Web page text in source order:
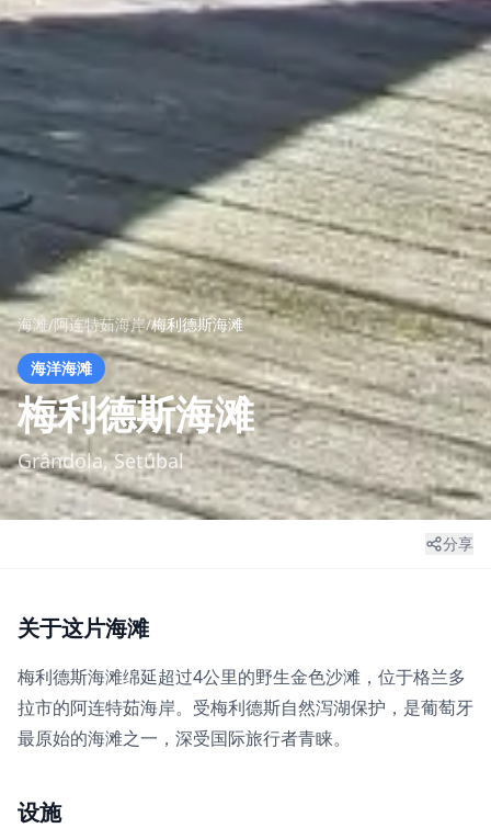
海滩/阿连特茹海岸/梅利德斯海滩
海洋海滩
梅利德斯海滩
Grândola, Setúbal
分享
关于这片海滩
梅利德斯海滩绵延超过4公里的野生金色沙滩，位于格兰多
拉市的阿连特茹海岸。受梅利德斯自然泻湖保护，是葡萄牙
最原始的海滩之一，深受国际旅行者青睐。
设施